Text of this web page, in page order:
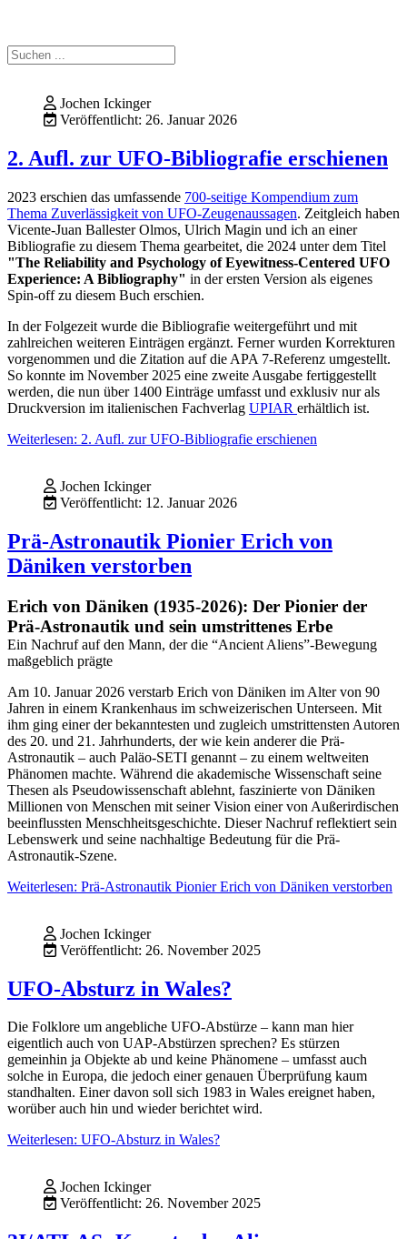
Jochen Ickinger
Veröffentlicht: 26. Januar 2026
2. Aufl. zur UFO-Bibliografie erschienen
2023 erschien das umfassende 700-seitige Kompendium zum
Thema Zuverlässigkeit von UFO-Zeugenaussagen. Zeitgleich haben
Vicente-Juan Ballester Olmos, Ulrich Magin und ich an einer
Bibliografie zu diesem Thema gearbeitet, die 2024 unter dem Titel
"The Reliability and Psychology of Eyewitness-Centered UFO
Experience: A Bibliography" in der ersten Version als eigenes
Spin-off zu diesem Buch erschien.
In der Folgezeit wurde die Bibliografie weitergeführt und mit
zahlreichen weiteren Einträgen ergänzt. Ferner wurden Korrekturen
vorgenommen und die Zitation auf die APA 7-Referenz umgestellt.
So konnte im November 2025 eine zweite Ausgabe fertiggestellt
werden, die nun über 1400 Einträge umfasst und exklusiv nur als
Druckversion im italienischen Fachverlag UPIAR erhältlich ist.
Weiterlesen: 2. Aufl. zur UFO-Bibliografie erschienen
Jochen Ickinger
Veröffentlicht: 12. Januar 2026
Prä-Astronautik Pionier Erich von
Däniken verstorben
Erich von Däniken (1935-2026): Der Pionier der
Prä-Astronautik und sein umstrittenes Erbe
Ein Nachruf auf den Mann, der die “Ancient Aliens”-Bewegung
maßgeblich prägte
Am 10. Januar 2026 verstarb Erich von Däniken im Alter von 90
Jahren in einem Krankenhaus im schweizerischen Unterseen. Mit
ihm ging einer der bekanntesten und zugleich umstrittensten Autoren
des 20. und 21. Jahrhunderts, der wie kein anderer die Prä-
Astronautik – auch Paläo-SETI genannt – zu einem weltweiten
Phänomen machte. Während die akademische Wissenschaft seine
Thesen als Pseudowissenschaft ablehnt, faszinierte von Däniken
Millionen von Menschen mit seiner Vision einer von Außerirdischen
beeinflussten Menschheitsgeschichte. Dieser Nachruf reflektiert sein
Lebenswerk und seine nachhaltige Bedeutung für die Prä-
Astronautik-Szene.
Weiterlesen: Prä-Astronautik Pionier Erich von Däniken verstorben
Jochen Ickinger
Veröffentlicht: 26. November 2025
UFO-Absturz in Wales?
Die Folklore um angebliche UFO-Abstürze – kann man hier
eigentlich auch von UAP-Abstürzen sprechen? Es stürzen
gemeinhin ja Objekte ab und keine Phänomene – umfasst auch
solche in Europa, die jedoch einer genauen Überprüfung kaum
standhalten. Einer davon soll sich 1983 in Wales ereignet haben,
worüber auch hin und wieder berichtet wird.
Weiterlesen: UFO-Absturz in Wales?
Jochen Ickinger
Veröffentlicht: 26. November 2025